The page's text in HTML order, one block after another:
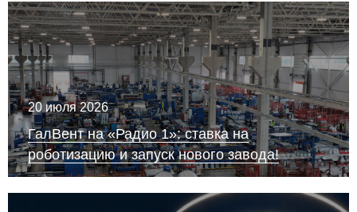
20 июля 2026
ГалВент на «Радио 1»: ставка на
роботизацию и запуск нового завода!